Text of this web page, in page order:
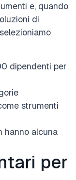
e, quando
di
dipendenti per
strumenti
hanno alcuna
per